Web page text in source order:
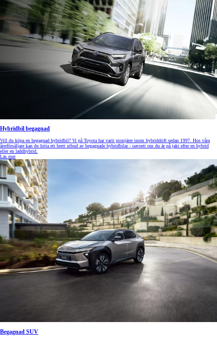
Hybridbil begagnad
Vill du köpa en begagnad hybridbil? Vi på Toyota har varit pionjärer inom hybriddrift sedan 1997. Hos våra
återförsäljare kan du hitta ett brett utbud av begagnade hybridbilar - oavsett om du är på jakt efter en hybrid
eller en laddhybrid.
Läs mer
Begagnad SUV